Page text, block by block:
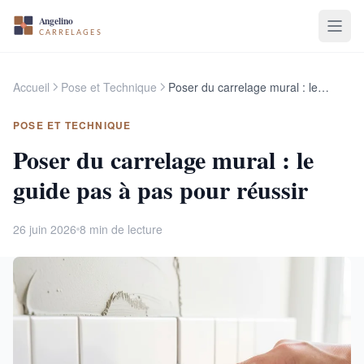
Accueil Pose et Technique Poser du carrelage mural : le guide pas à pas pour réussir
POSE ET TECHNIQUE
Poser du carrelage mural : le
guide pas à pas pour réussir
26 juin 2026 8 min de lecture